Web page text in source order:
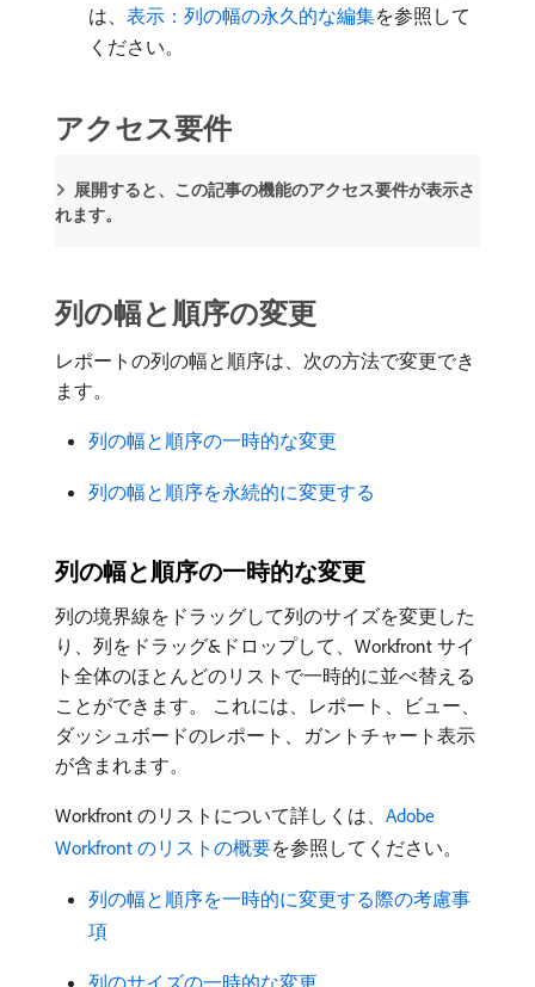
は、 表示：列の幅の永久的な編集を参照して
ください。
アクセス要件
展開すると、この記事の機能のアクセス要件が表示さ
れます。
列の幅と順序の変更
レポートの列の幅と順序は、次の方法で変更でき
ます。
列の幅と順序の一時的な変更
列の幅と順序を永続的に変更する
列の幅と順序の一時的な変更
列の境界線をドラッグして列のサイズを変更した
り、列をドラッグ&ドロップして、Workfront サイ
ト全体のほとんどのリストで一時的に並べ替える
ことができます。 これには、レポート、ビュー、
ダッシュボードのレポート、ガントチャート表示
が含まれます。
Workfront のリストについて詳しくは、 Adobe
Workfront のリストの概要を参照してください。
列の幅と順序を一時的に変更する際の考慮事
項
列のサイズの一時的な変更